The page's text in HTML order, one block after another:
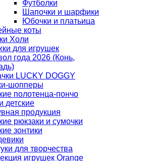
Футболки
Шапочки и шарфики
Юбочки и платьица
коты
Холи
для игрушек
года 2026 (Конь,
LUCKY DOGGY
шопперы
полотенца-пончо
детские
продукция
рюкзаки и сумочки
зонтики
для творчества
игрушек Orange